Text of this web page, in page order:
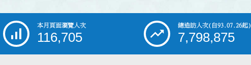
本月頁面瀏覽人次
116,705
總造訪人次(自93.07.26起)
7,798,875